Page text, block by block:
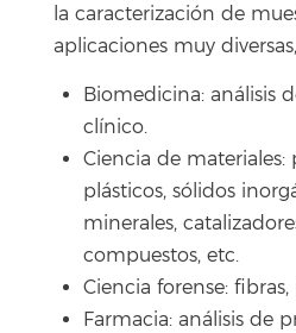
la caracterización de
aplicaciones muy
Biomedicina: análisis
clínico.
Ciencia de materiales:
plásticos, sólidos
minerales,
compuestos, etc.
Ciencia forense:
Farmacia: análisis de